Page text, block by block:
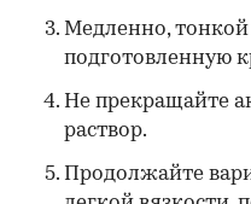
Медленно, тонкой
подготовленную
Не прекращайте
раствор.
Продолжайте